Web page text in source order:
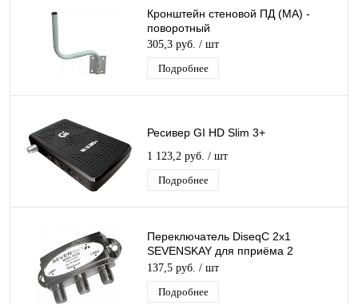
Кронштейн стеновой ПД (МА) -
поворотный
305,3 руб. / шт
Подробнее
Ресивер GI HD Slim 3+
1 123,2 руб. / шт
Подробнее
Переключатель DiseqC 2х1
SEVENSKAY для пприёма 2
спутников одним ресивером
(цифровой приставкой)
137,5 руб. / шт
Подробнее